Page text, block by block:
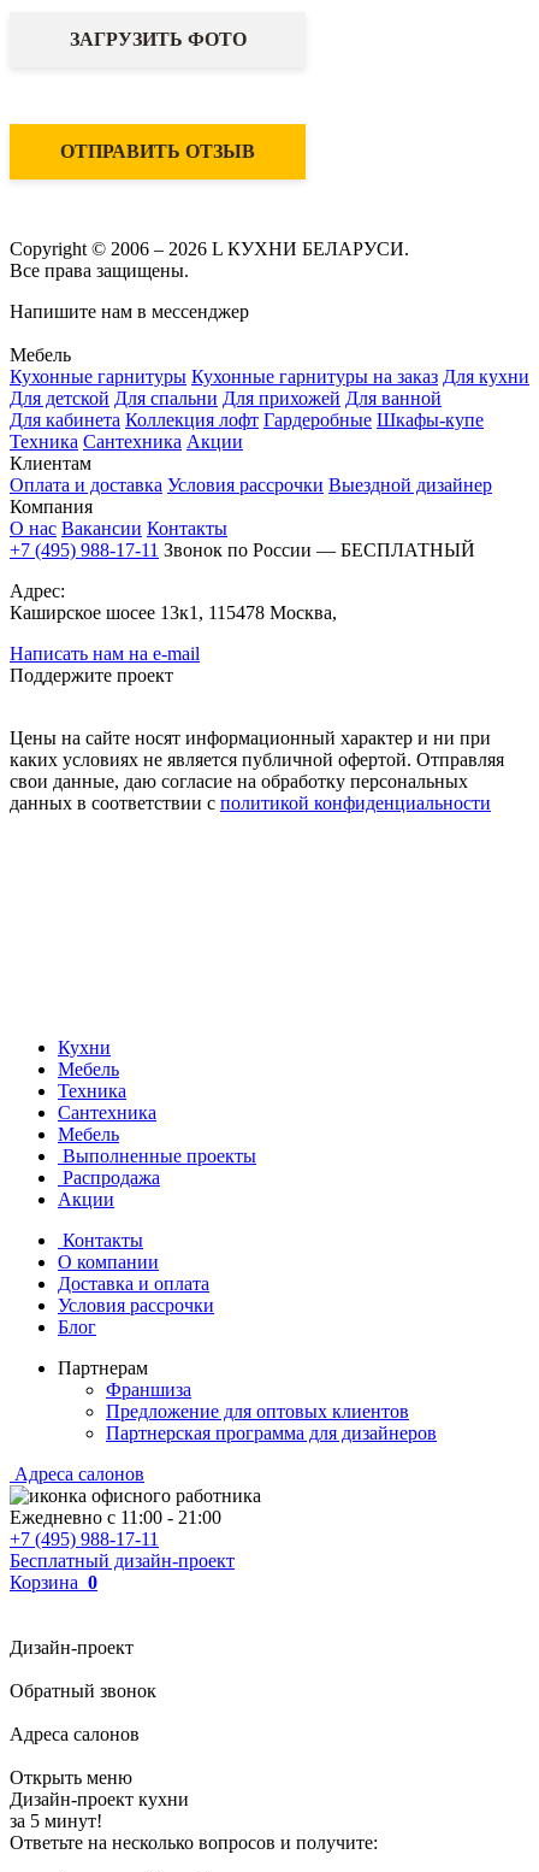
ЗАГРУЗИТЬ ФОТО
ОТПРАВИТЬ ОТЗЫВ
Copyright © 2006 – 2026 L КУХНИ БЕЛАРУСИ.
Все права защищены.
Напишите нам в мессенджер
Мебель
Кухонные гарнитуры Кухонные гарнитуры на заказ Для кухни
Для детской Для спальни Для прихожей Для ванной
Для кабинета Коллекция лофт Гардеробные Шкафы-купе
Техника Сантехника Акции
Клиентам
Оплата и доставка Условия рассрочки Выездной дизайнер
Компания
О нас Вакансии Контакты
+7 (495) 988-17-11 Звонок по России — БЕСПЛАТНЫЙ
Адрес:
Каширское шосее 13к1, 115478 Москва,
Написать нам на e-mail
Поддержите проект
Цены на сайте носят информационный характер и ни при
каких условиях не является публичной офертой. Отправляя
свои данные, даю согласие на обработку персональных
данных в соответствии с политикой конфиденциальности
Кухни
Мебель
Техника
Сантехника
Мебель
Выполненные проекты
Распродажа
Акции
Контакты
О компании
Доставка и оплата
Условия рассрочки
Блог
Партнерам
Франшиза
Предложение для оптовых клиентов
Партнерская программа для дизайнеров
Адреса салонов
Ежедневно с 11:00 - 21:00
+7 (495) 988-17-11
Бесплатный дизайн-проект
Корзина 0
Дизайн-проект
Обратный звонок
Адреса салонов
Открыть меню
Дизайн-проект кухни
за 5 минут!
Ответьте на несколько вопросов и получите: